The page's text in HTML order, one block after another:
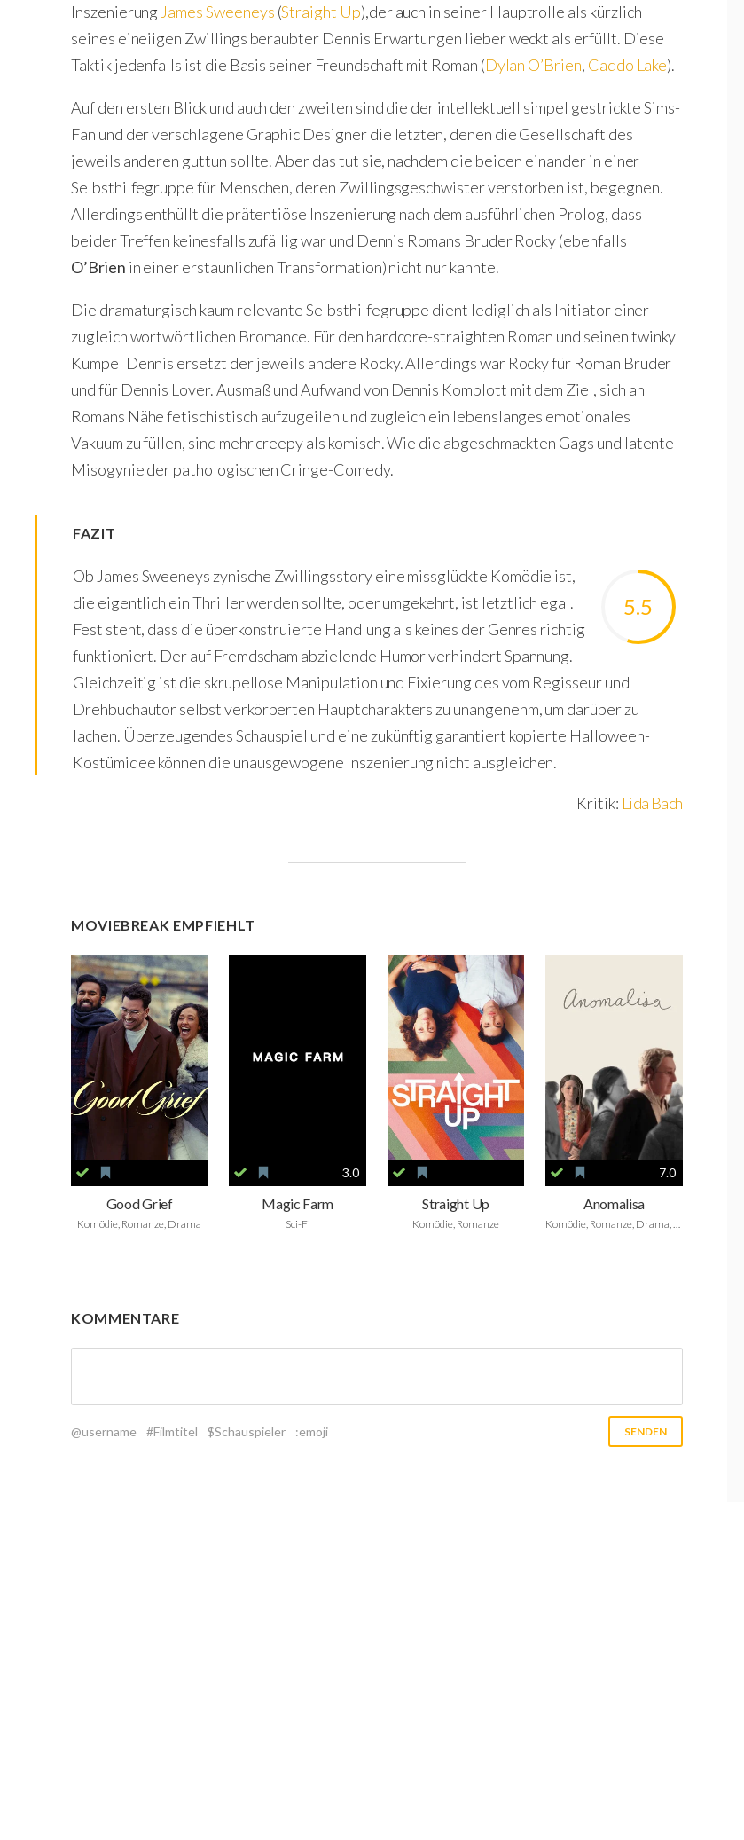
Inszenierung James Sweeneys (Straight Up),der auch in seiner Hauptrolle als kürzlich
seines eineiigen Zwillings beraubter Dennis Erwartungen lieber weckt als erfüllt. Diese
Taktik jedenfalls ist die Basis seiner Freundschaft mit Roman (Dylan O’Brien, Caddo Lake).
Auf den ersten Blick und auch den zweiten sind die der intellektuell simpel gestrickte Sims-
Fan und der verschlagene Graphic Designer die letzten, denen die Gesellschaft des
jeweils anderen guttun sollte. Aber das tut sie, nachdem die beiden einander in einer
Selbsthilfegruppe für Menschen, deren Zwillingsgeschwister verstorben ist, begegnen.
Allerdings enthüllt die prätentiöse Inszenierung nach dem ausführlichen Prolog, dass
beider Treffen keinesfalls zufällig war und Dennis Romans Bruder Rocky (ebenfalls
O’Brien in einer erstaunlichen Transformation) nicht nur kannte.
Die dramaturgisch kaum relevante Selbsthilfegruppe dient lediglich als Initiator einer
zugleich wortwörtlichen Bromance. Für den hardcore-straighten Roman und seinen twinky
Kumpel Dennis ersetzt der jeweils andere Rocky. Allerdings war Rocky für Roman Bruder
und für Dennis Lover. Ausmaß und Aufwand von Dennis Komplott mit dem Ziel, sich an
Romans Nähe fetischistisch aufzugeilen und zugleich ein lebenslanges emotionales
Vakuum zu füllen, sind mehr creepy als komisch. Wie die abgeschmackten Gags und latente
Misogynie der pathologischen Cringe-Comedy.
FAZIT
5.5
Ob James Sweeneys zynische Zwillingsstory eine missglückte Komödie ist,
die eigentlich ein Thriller werden sollte, oder umgekehrt, ist letztlich egal.
Fest steht, dass die überkonstruierte Handlung als keines der Genres richtig
funktioniert. Der auf Fremdscham abzielende Humor verhindert Spannung.
Gleichzeitig ist die skrupellose Manipulation und Fixierung des vom Regisseur und
Drehbuchautor selbst verkörperten Hauptcharakters zu unangenehm, um darüber zu
lachen. Überzeugendes Schauspiel und eine zukünftig garantiert kopierte Halloween-
Kostümidee können die unausgewogene Inszenierung nicht ausgleichen.
Kritik: Lida Bach
MOVIEBREAK EMPFIEHLT
Good Grief
Komödie, Romanze, Drama
3.0
Magic Farm
Sci-Fi
Straight Up
Komödie, Romanze
7.0
Anomalisa
Komödie, Romanze, Drama, Animation
KOMMENTARE
@username #Filmtitel $Schauspieler :emoji